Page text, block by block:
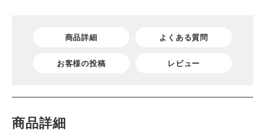
商品詳細 よくある質問
お客様の投稿 レビュー
商品詳細